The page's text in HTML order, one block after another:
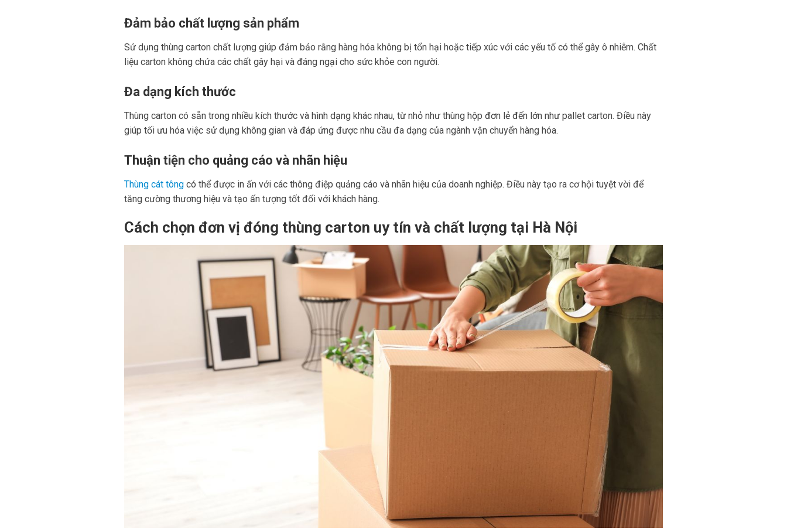
Đảm bảo chất lượng sản phẩm
Sử dụng thùng carton chất lượng giúp đảm bảo rằng hàng hóa không bị tổn hại hoặc tiếp xúc với các yếu tố có thể gây ô nhiễm. Chất
liệu carton không chứa các chất gây hại và đáng ngại cho sức khỏe con người.
Đa dạng kích thước
Thùng carton có sẵn trong nhiều kích thước và hình dạng khác nhau, từ nhỏ như thùng hộp đơn lẻ đến lớn như pallet carton. Điều này
giúp tối ưu hóa việc sử dụng không gian và đáp ứng được nhu cầu đa dạng của ngành vận chuyển hàng hóa.
Thuận tiện cho quảng cáo và nhãn hiệu
Thùng cát tông có thể được in ấn với các thông điệp quảng cáo và nhãn hiệu của doanh nghiệp. Điều này tạo ra cơ hội tuyệt vời để
tăng cường thương hiệu và tạo ấn tượng tốt đối với khách hàng.
Cách chọn đơn vị đóng thùng carton uy tín và chất lượng tại Hà Nội